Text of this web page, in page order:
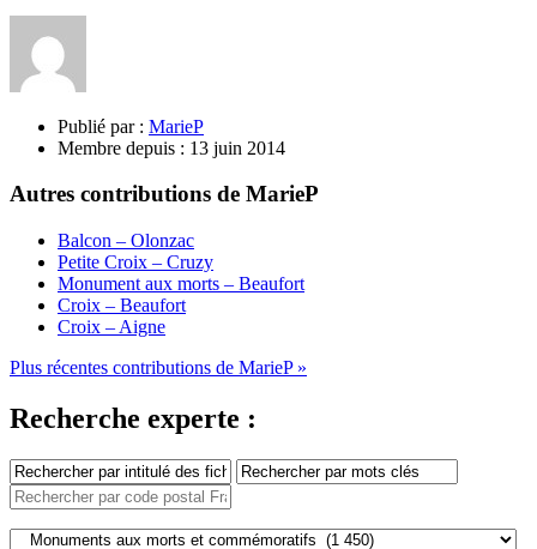
Publié par : MarieP
Membre depuis : 13 juin 2014
Autres contributions de MarieP
Balcon – Olonzac
Petite Croix – Cruzy
Monument aux morts – Beaufort
Croix – Beaufort
Croix – Aigne
Plus récentes contributions de MarieP »
Recherche experte :